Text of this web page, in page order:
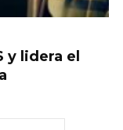
y lidera el